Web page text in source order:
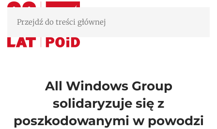
Przejdź do treści głównej
All Windows Group
solidaryzuje się z
poszkodowanymi w powodzi